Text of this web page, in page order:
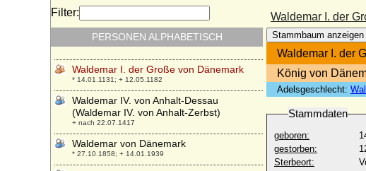
Waldemar I. der
Stammbaum anzeigen
Waldemar I. der
König von
Adelsgeschlecht:
Stammdaten
geboren:
gestorben:
Sterbeort:
Filter:
PERSONEN ALPHABETISCH
* 04.05.1824; + 1902
Waldemar I. von Brandenburg-Stendal
(Waldemar der Große)
* 1280; + 14.08.1319
Waldemar I. der Große von Dänemark
* 14.01.1131; + 12.05.1182
Waldemar IV. von Anhalt-Dessau
(Waldemar IV. von Anhalt-Zerbst)
+ nach 22.07.1417
Waldemar von Dänemark
* 27.10.1858; + 14.01.1939